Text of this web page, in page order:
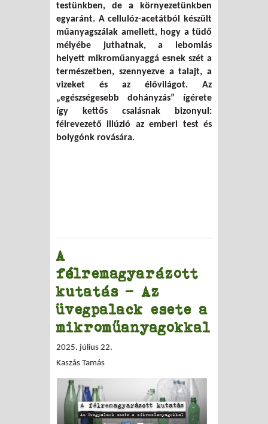
testünkben, de a környezetünkben
egyaránt. A cellulóz-acetátból készült
műanyagszálak amellett, hogy a tüdő
mélyébe juthatnak, a lebomlás
helyett mikroműanyaggá esnek szét a
természetben, szennyezve a talajt, a
vizeket és az élővilágot. Az
„egészségesebb dohányzás” ígérete
így kettős csalásnak bizonyul:
félrevezető illúzió az emberi test és
bolygónk rovására.
A
félremagyarázott
kutatás – Az
üvegpalack esete a
mikroműanyagokkal
2025. július 22.
Kaszás Tamás